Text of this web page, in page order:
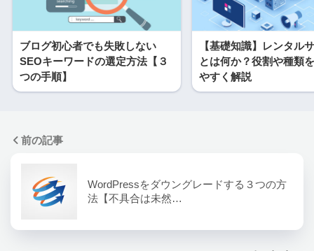
ブログ初心者でも失敗しない
SEOキーワードの選定方法【３
つの手順】
【基礎知識】レンタル
とは何か？役割や種類
やすく解説
前の記事
WordPressをダウングレードする３つの方
法【不具合は未然…